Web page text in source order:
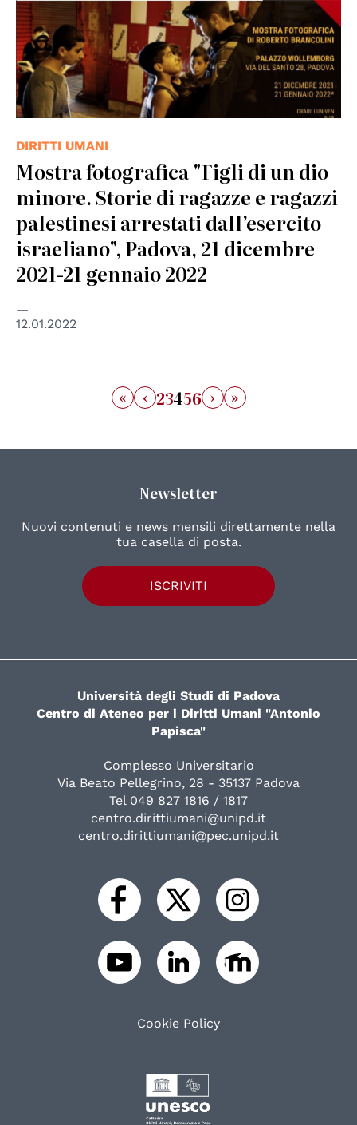
DIRITTI UMANI
Mostra fotografica "Figli di un dio
minore. Storie di ragazze e ragazzi
palestinesi arrestati dall’esercito
israeliano", Padova, 21 dicembre
2021-21 gennaio 2022
12.01.2022
« ‹ 23456 › »
Newsletter
Nuovi contenuti e news mensili direttamente nella
tua casella di posta.
ISCRIVITI
Università degli Studi di Padova
Centro di Ateneo per i Diritti Umani "Antonio
Papisca"
Complesso Universitario
Via Beato Pellegrino, 28 - 35137 Padova
Tel 049 827 1816 / 1817
centro.dirittiumani@unipd.it
centro.dirittiumani@pec.unipd.it
Cookie Policy